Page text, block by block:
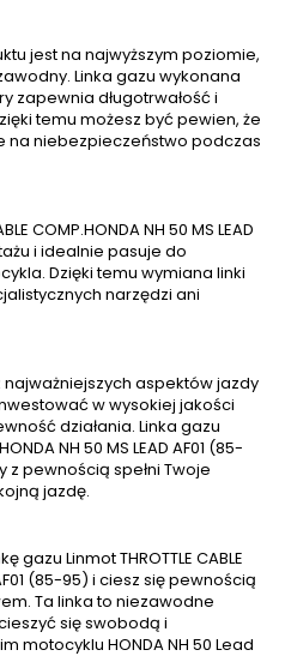
jest na najwyższym poziomie,
Linka gazu wykonana
zapewnia długotrwałość i
temu możesz być pewien, że
na niebezpieczeństwo podczas
COMP.HONDA NH 50 MS LEAD
i idealnie pasuje do
Dzięki temu wymiana linki
narzędzi ani
aspektów jazdy
w wysokiej jakości
działania. Linka gazu
NH 50 MS LEAD AF01 (85-
pewnością spełni Twoje
jazdę.
Linmot THROTTLE CABLE
(85-95) i ciesz się pewnością
Ta linka to niezawodne
się swobodą i
motocyklu HONDA NH 50 Lead